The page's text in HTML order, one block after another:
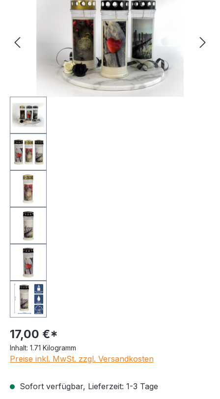
17,00 €*
Inhalt: 1.71 Kilogramm
Preise inkl. MwSt. zzgl. Versandkosten
Sofort verfügbar, Lieferzeit: 1-3 Tage